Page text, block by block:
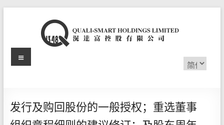
滉
富
控
选
择
Menu
发行及购回股份的一般授权；重选董事